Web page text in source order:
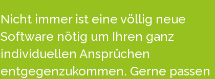
Nicht immer ist eine völlig neue
Software nötig um Ihren ganz
individuellen Ansprüchen
entgegenzukommen. Gerne passen